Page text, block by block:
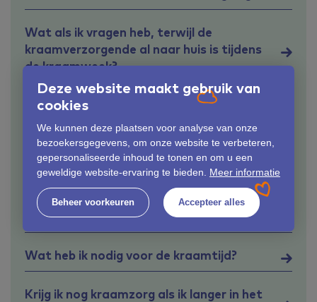
Deze website maakt gebruik van
cookies
We kunnen deze plaatsen voor analyse van onze
bezoekersgegevens, om onze website te verbeteren,
gepersonaliseerde inhoud te tonen en om u een
geweldige website-ervaring te bieden. Meer informatie
Beheer voorkeuren Accepteer alles
Wat als ik vragen heb, terwijl de
kraamverzorgende al naar huis is tijdens
de kraamweek?
Bij wie kan ik terecht als ik na mijn
kraamtijd vragen heb?
Wat kost kraamzorg?
Wat doet mijn kraamverzorgende
allemaal?
Wat heb ik nodig voor de kraamtijd?
Krijg ik nog kraamzorg als ik langer in het